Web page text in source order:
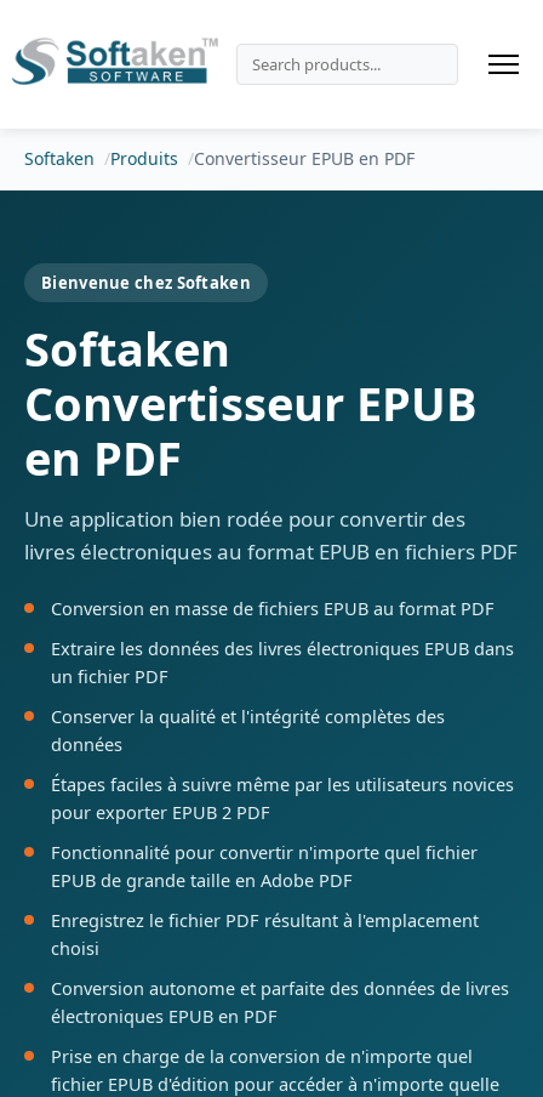
Softaken Produits Convertisseur EPUB en PDF
Bienvenue chez Softaken
Softaken
Convertisseur EPUB
en PDF
Une application bien rodée pour convertir des
livres électroniques au format EPUB en fichiers PDF
Conversion en masse de fichiers EPUB au format PDF
Extraire les données des livres électroniques EPUB dans
un fichier PDF
Conserver la qualité et l'intégrité complètes des
données
Étapes faciles à suivre même par les utilisateurs novices
pour exporter EPUB 2 PDF
Fonctionnalité pour convertir n'importe quel fichier
EPUB de grande taille en Adobe PDF
Enregistrez le fichier PDF résultant à l'emplacement
choisi
Conversion autonome et parfaite des données de livres
électroniques EPUB en PDF
Prise en charge de la conversion de n'importe quel
fichier EPUB d'édition pour accéder à n'importe quelle